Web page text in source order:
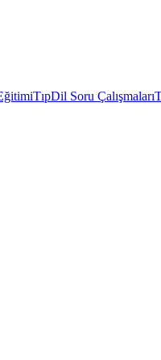
TıpDil Soru Çalışmaları